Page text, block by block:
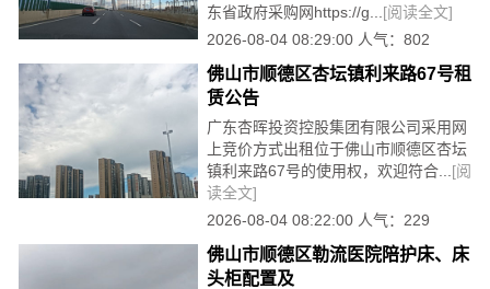
东省政府采购网https://g... [阅读全文]
2026-08-04 08:29:00 人气：802
佛山市顺德区杏坛镇利来路67号租
赁公告
广东杏晖投资控股集团有限公司采用网
上竞价方式出租位于佛山市顺德区杏坛
镇利来路67号的使用权，欢迎符合... [阅
读全文]
2026-08-04 08:22:00 人气：229
佛山市顺德区勒流医院陪护床、床
头柜配置及